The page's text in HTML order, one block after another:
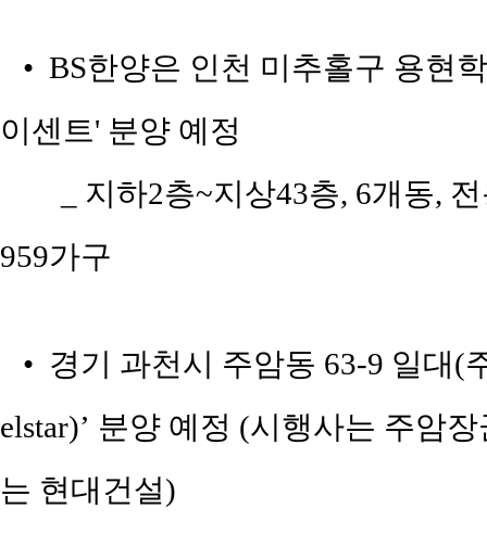
• BS한양은 인천 미추홀구 용현
이센트' 분양 예정
_ 지하2층~지상43층, 6개동,
959가구
• 경기 과천시 주암동 63-9 일대(
elstar)’ 분양 예정 (시행사는 주암
는 현대건설)